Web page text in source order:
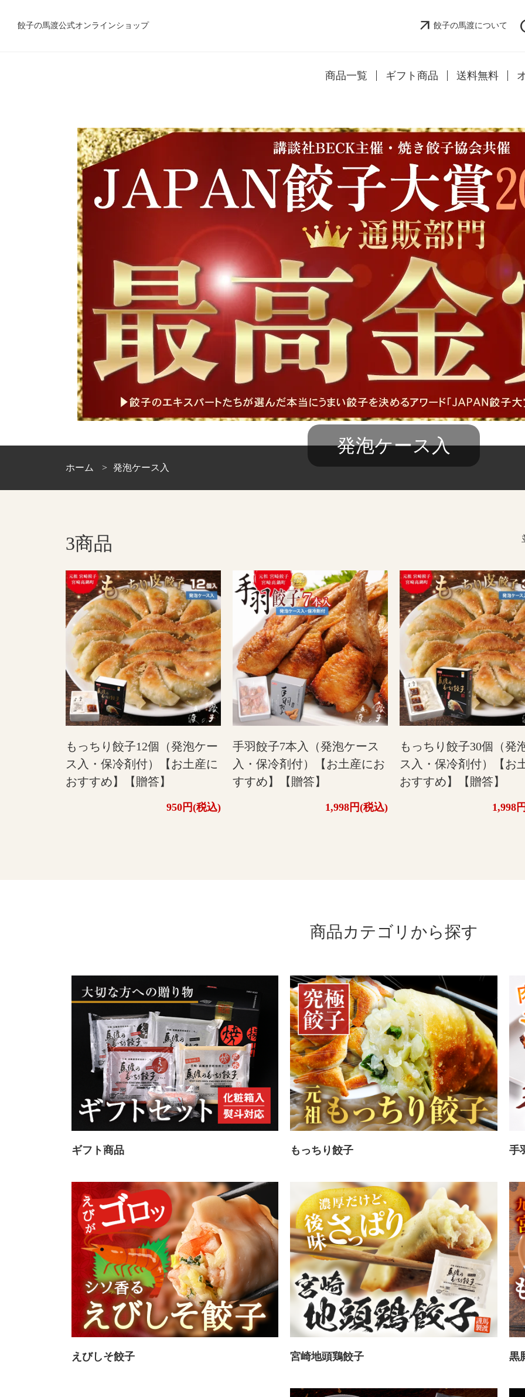
餃子の馬渡公式オンラインショップ arrow_outward 餃子の馬渡について
商品一覧 ギフト商品 送料無料
発泡ケース入
ホーム 発泡ケース入
3商品
もっちり餃子12個（発泡ケー
ス入・保冷剤付）【お土産に
おすすめ】【贈答】
950円(税込)
手羽餃子7本入（発泡ケース
入・保冷剤付）【お土産にお
すすめ】【贈答】
1,998円(税込)
もっちり餃子30個（発
ス入・保冷剤付）【お
おすすめ】【贈答】
1,998
商品カテゴリから探す
ギフト商品 もっちり餃子 手
えびしそ餃子 宮崎地頭鶏餃子 黒